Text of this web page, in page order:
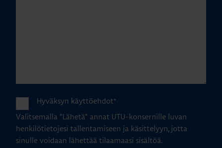
Hyväksyn käyttöehdot*
Valitsemalla "Lähetä" annat UTU-konsernille luvan
henkilötietojesi tallentamiseen ja käsittelyyn, jotta
sinulle voidaan lähettää tilaamaasi sisältöä.